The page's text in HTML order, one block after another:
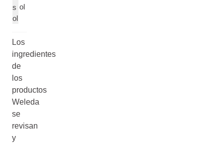
s
ol
ol
Los
ingredientes
de
los
productos
Weleda
se
revisan
y